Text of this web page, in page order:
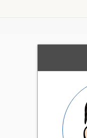
張しすぎない雰
った上品なガー